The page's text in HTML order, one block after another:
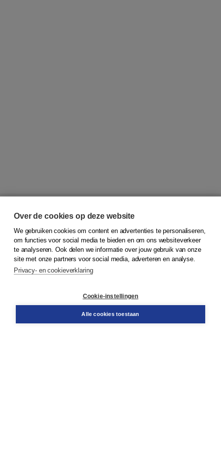
© 2026Koninklijke Boom uitgevers
Klantenservice
Snel bestellen
Over de cookies op deze website
We gebruiken cookies om content en advertenties te personaliseren,
om functies voor social media te bieden en om ons websiteverkeer
te analyseren. Ook delen we informatie over jouw gebruik van onze
site met onze partners voor social media, adverteren en analyse.
Privacy- en cookieverklaring
Cookie-instellingen
Alle cookies toestaan